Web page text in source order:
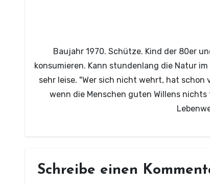
Baujahr 1970. Schütze. Kind der 80er
konsumieren. Kann stundenlang die Natur
sehr leise. "Wer sich nicht wehrt, hat schon
wenn die Menschen guten Willens
Schreibe einen